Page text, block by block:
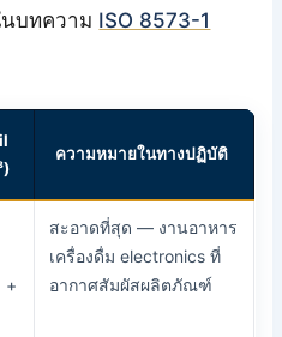
นบทความ ISO 8573-1
ความหมายในทางปฏิบัติ
+
สะอาดที่สุด — งานอาหาร
เครื่องดื่ม electronics ที่
อากาศสัมผัสผลิตภัณฑ์